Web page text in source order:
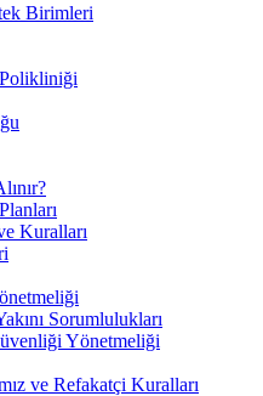
Birimleri
Kuralları
Sorumlulukları
Yönetmeliği
ve Refakatçi Kuralları